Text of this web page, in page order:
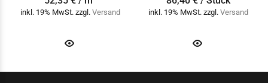
inkl. 19% MwSt. zzgl. Versand inkl. 19% MwSt. zzgl. Versand